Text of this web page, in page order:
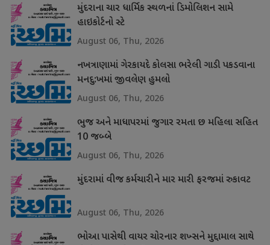
મુંદરાના ચાર ધાર્મિક સ્થળનાં ડિમોલિશન સામે
હાઇકોર્ટનો સ્ટે
August 06, Thu, 2026
નખત્રાણામાં ગેરકાયદે કોલસા ભરેલી ગાડી પકડવાના
મનદુ:ખમાં જીવલેણ હુમલો
August 06, Thu, 2026
ભુજ અને માધાપરમાં જુગાર રમતા છ મહિલા સહિત
10 જબ્બે
August 06, Thu, 2026
મુંદરામાં વીજ કર્મચારીને માર મારી ફરજમાં રુકાવટ
August 06, Thu, 2026
ભોઆ પાસેથી વાયર ચોરનાર શખ્સને મુદ્દામાલ સાથે